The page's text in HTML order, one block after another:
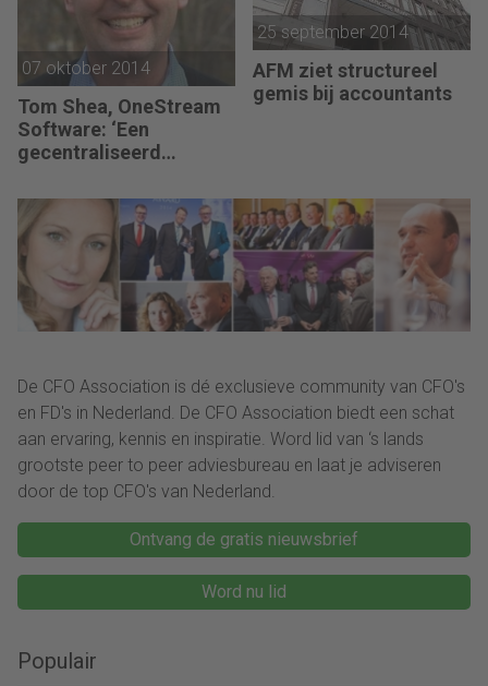
07 oktober 2014
Tom Shea, OneStream
Software: ‘Een
gecentraliseerd
control en eindeloze
mogelijkheden’
(Advertorial)
25 september 2014
AFM ziet structureel
gemis bij accountants
De CFO Association is dé exclusieve community van CFO's
en FD's in Nederland. De CFO Association biedt een schat
aan ervaring, kennis en inspiratie. Word lid van ‘s lands
grootste peer to peer adviesbureau en laat je adviseren
door de top CFO's van Nederland.
Ontvang de gratis nieuwsbrief
Word nu lid
Populair